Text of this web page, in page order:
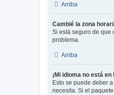
Arriba
Cambié la zona
Si está seguro de que
problema.
Arriba
¡Mi idioma no está en
Esto se puede deber
necesita. Si el